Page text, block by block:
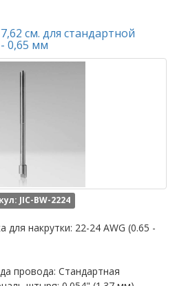
см. для стандартной
0,65 мм
JIC-BW-2224
для накрутки: 22-24 AWG (0.65 -
провода: Стандартная